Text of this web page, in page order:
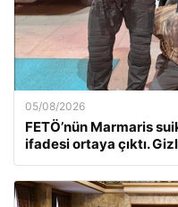
05/08/2026
FETÖ’nün Marmaris
ifadesi ortaya çıktı.